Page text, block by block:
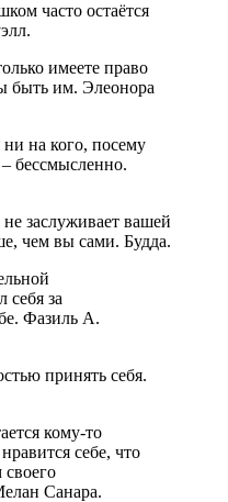
часто остаётся
имеете право
быть им. Элеонора
на кого, посему
бессмысленно.
заслуживает вашей
чем вы сами. Будда.
себя за
Фазиль А.
принять себя.
кому-то
себе, что
Санара.